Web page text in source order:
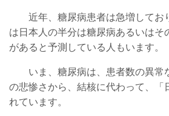
近年、糖尿病患者は急増してお
は日本人の半分は糖尿病あるいはそ
があると予測している人もいます。
いま、糖尿病は、患者数の異常
の悲惨さから、結核に代わって、「
れています。